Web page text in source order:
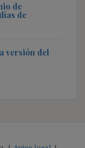
de
de
versión del